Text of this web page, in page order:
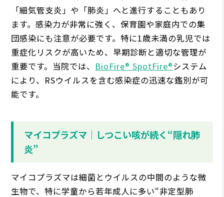
「細気管支炎」や「肺炎」へと進行することもあり
ます。感染力が非常に強く、保育園や家庭内での集
団感染にも注意が必要です。特に1歳未満の乳児では
重症化リスクが高いため、早期診断と適切な管理が
重要です。当院では、 BioFire® SpotFire®システム
により、RSウイルスを含む感染症の迅速な鑑別が可
能です。
マイコプラズマ｜しつこい咳が続く“隠れ肺
炎”
マイコプラズマは細菌とウイルスの中間のような微
生物で、特に学童から若年成人に多い“非定型肺